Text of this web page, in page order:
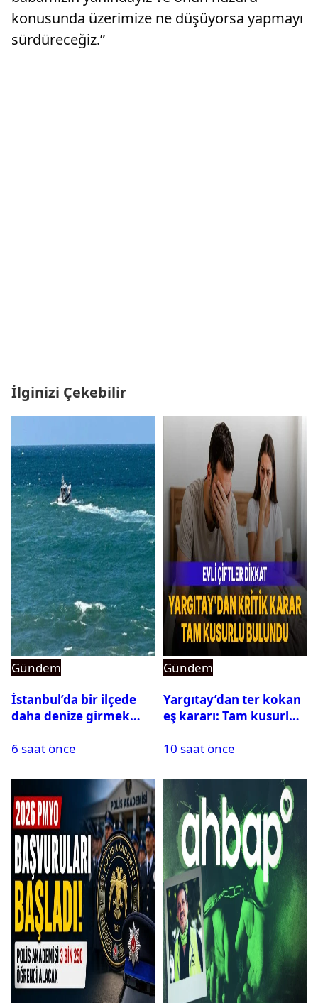
konusunda üzerimize ne düşüyorsa yapmayı
sürdüreceğiz.”
İlginizi Çekebilir
Gündem
İstanbul’da bir ilçede
daha denize girmek
6 saat önce
Gündem
Yargıtay’dan ter kokan
eş kararı: Tam kusurlu
10 saat önce